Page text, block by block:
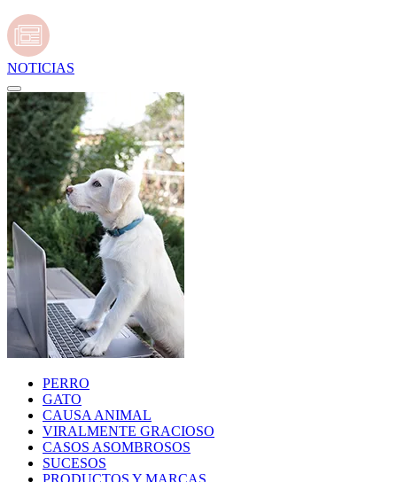
NOTICIAS
PERRO
GATO
CAUSA ANIMAL
VIRALMENTE GRACIOSO
CASOS ASOMBROSOS
SUCESOS
PRODUCTOS Y MARCAS